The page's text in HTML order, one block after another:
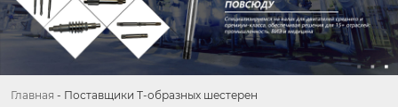
Главная - Поставщики Т-образных шестерен